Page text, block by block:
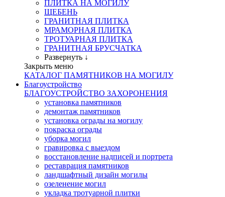
ПЛИТКА НА МОГИЛУ
ЩЕБЕНЬ
ГРАНИТНАЯ ПЛИТКА
МРАМОРНАЯ ПЛИТКА
ТРОТУАРНАЯ ПЛИТКА
ГРАНИТНАЯ БРУСЧАТКА
Развернуть ↓
Закрыть меню
КАТАЛОГ ПАМЯТНИКОВ НА МОГИЛУ
Благоустройство
БЛАГОУСТРОЙСТВО ЗАХОРОНЕНИЯ
установка памятников
демонтаж памятников
установка ограды на могилу
покраска ограды
уборка могил
гравировка с выездом
восстановление надписей и портрета
реставрация памятников
ландшафтный дизайн могилы
озеленение могил
укладка тротуарной плитки